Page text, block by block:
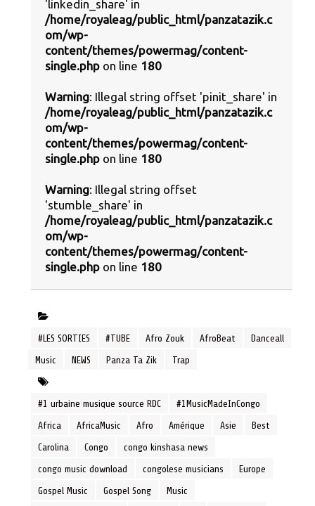
'linkedin_share' in
/home/royaleag/public_html/panzatazik.c
om/wp-
content/themes/powermag/content-
single.php on line 180
Warning: Illegal string offset 'pinit_share' in
/home/royaleag/public_html/panzatazik.c
om/wp-
content/themes/powermag/content-
single.php on line 180
Warning: Illegal string offset
'stumble_share' in
/home/royaleag/public_html/panzatazik.c
om/wp-
content/themes/powermag/content-
single.php on line 180
#LES SORTIES #TUBE Afro Zouk AfroBeat Danceall
Music NEWS Panza Ta Zik Trap
#1 urbaine musique source RDC #1MusicMadeInCongo
Africa AfricaMusic Afro Amérique Asie Best
Carolina Congo congo kinshasa news
congo music download congolese musicians Europe
Gospel Music Gospel Song Music